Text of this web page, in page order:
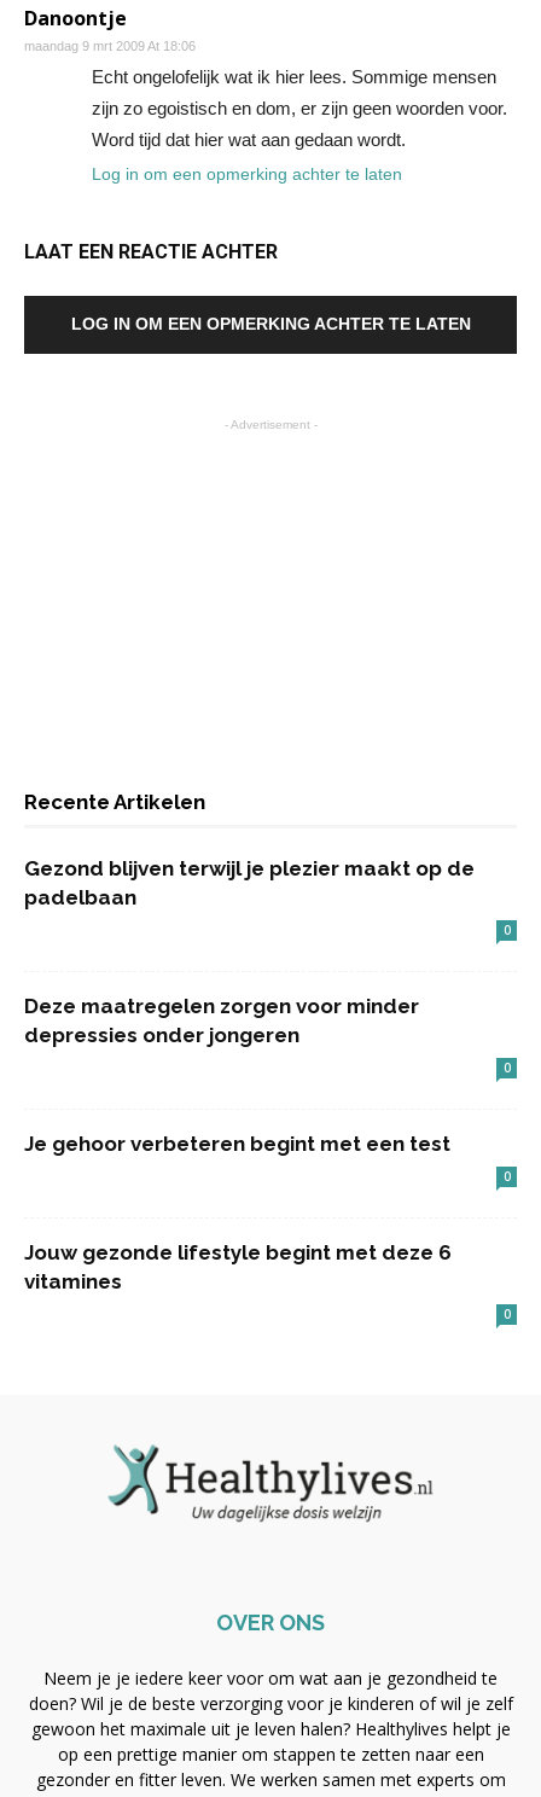
Danoontje
maandag 9 mrt 2009 At 18:06
Echt ongelofelijk wat ik hier lees. Sommige mensen
zijn zo egoistisch en dom, er zijn geen woorden voor.
Word tijd dat hier wat aan gedaan wordt.
Log in om een opmerking achter te laten
LAAT EEN REACTIE ACHTER
LOG IN OM EEN OPMERKING ACHTER TE LATEN
- Advertisement -
Recente Artikelen
Gezond blijven terwijl je plezier maakt op de
padelbaan
0
Deze maatregelen zorgen voor minder
depressies onder jongeren
0
Je gehoor verbeteren begint met een test
0
Jouw gezonde lifestyle begint met deze 6
vitamines
0
OVER ONS
Neem je je iedere keer voor om wat aan je gezondheid te
doen? Wil je de beste verzorging voor je kinderen of wil je zelf
gewoon het maximale uit je leven halen? Healthylives helpt je
op een prettige manier om stappen te zetten naar een
gezonder en fitter leven. We werken samen met experts om